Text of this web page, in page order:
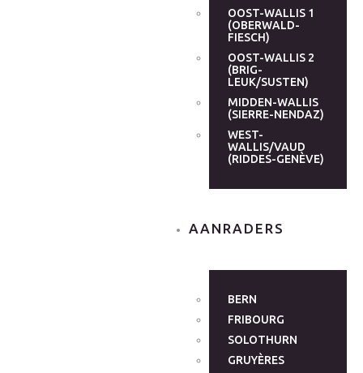
OOST-WALLIS 1
(OBERWALD-
FIESCH)
OOST-WALLIS 2
(BRIG-
LEUK/SUSTEN)
MIDDEN-WALLIS
(SIERRE-NENDAZ)
WEST-
WALLIS/VAUD
(RIDDES-GENÈVE)
AANRADERS
BERN
FRIBOURG
SOLOTHURN
GRUYÈRES